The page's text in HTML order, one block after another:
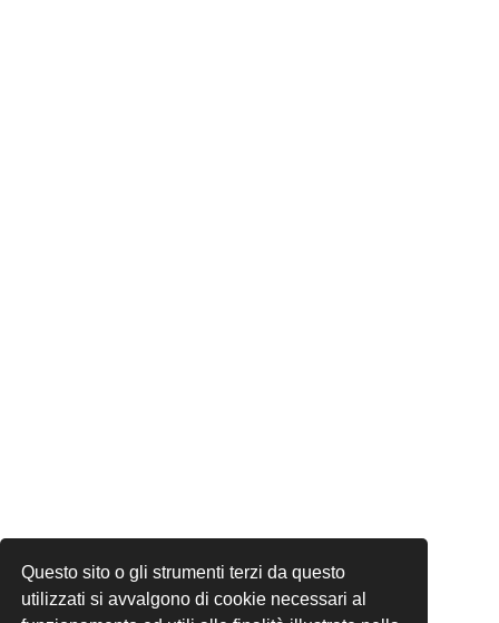
Questo sito o gli strumenti terzi da questo
utilizzati si avvalgono di cookie necessari al